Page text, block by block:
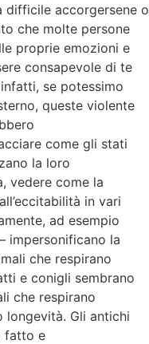
difficile accorgersene o
che molte persone
proprie emozioni e
consapevole di te
se potessimo
queste violente
come gli stati
la loro
vedere come la
in vari
ad esempio
impersonificano la
che respirano
e conigli sembrano
che respirano
longevità. Gli antichi
fatto e